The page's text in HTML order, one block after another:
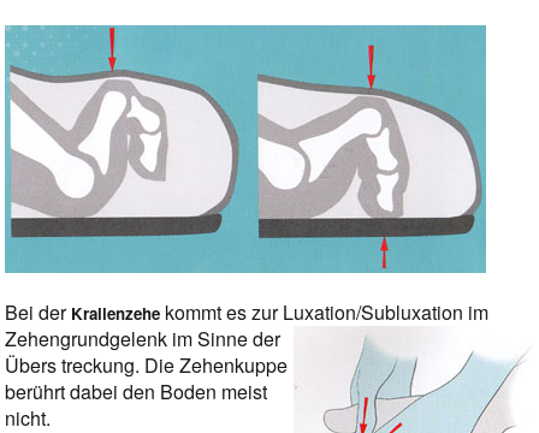
Bei der Krallenzehe kommt es zur Luxation/Subluxation im
Zehengrundgelenk im Sinne der
Überstreckung. Die Zehenkuppe
berührt dabei den Boden meist
nicht.